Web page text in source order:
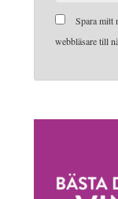
Spara mitt
webbläsare till